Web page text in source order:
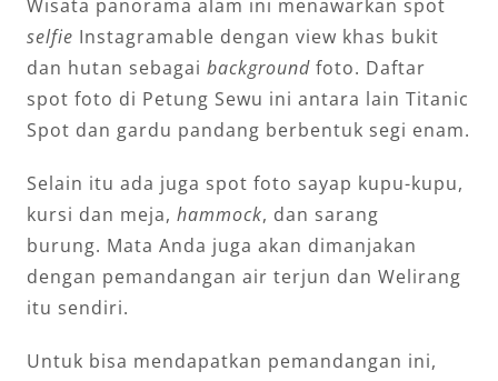
Wisata panorama alam ini menawarkan spot
selfie Instagramable dengan view khas bukit
dan hutan sebagai background foto. Daftar
spot foto di Petung Sewu ini antara lain Titanic
Spot dan gardu pandang berbentuk segi enam.
Selain itu ada juga spot foto sayap kupu-kupu,
kursi dan meja, hammock, dan sarang
burung. Mata Anda juga akan dimanjakan
dengan pemandangan air terjun dan Welirang
itu sendiri.
Untuk bisa mendapatkan pemandangan ini,